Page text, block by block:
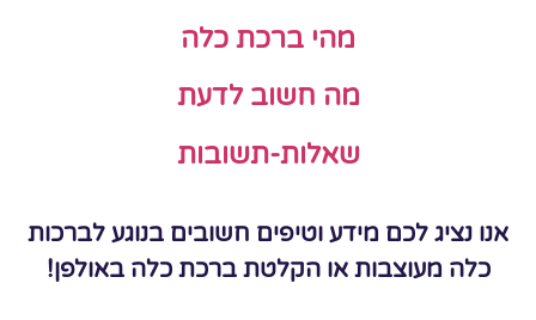
מהי ברכת כלה
מה חשוב לדעת
שאלות-תשובות
אנו נציג לכם מידע וטיפים חשובים בנוגע לברכות
כלה מעוצבות או הקלטת ברכת כלה באולפן!